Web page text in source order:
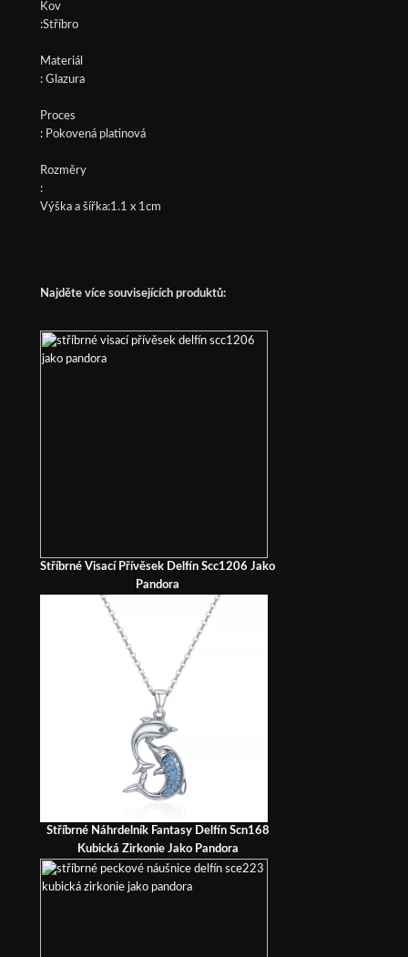
Kov
:Stříbro
Materiál
: Glazura
Proces
: Pokovená platinová
Rozměry
:
Výška a šířka:1.1 x 1cm
Najděte více souvisejících produktů:
Stříbrné Visací Přívěsek Delfín Scc1206 Jako
Pandora
Stříbrné Náhrdelník Fantasy Delfín Scn168
Kubická Zirkonie Jako Pandora